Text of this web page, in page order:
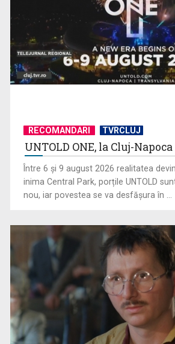
Memoria unei tragedii, în filmul „Călătoria
2
Vacanţa mare aduce celor mici bucuria
RECOMANDARI TVRCLUJ
UNTOLD ONE, la Cluj-Napoca
Între 6 și 9 august 2026 realitatea
inima Central Park, porțile UNTOLD
nou, iar povestea se va desfășura în ...